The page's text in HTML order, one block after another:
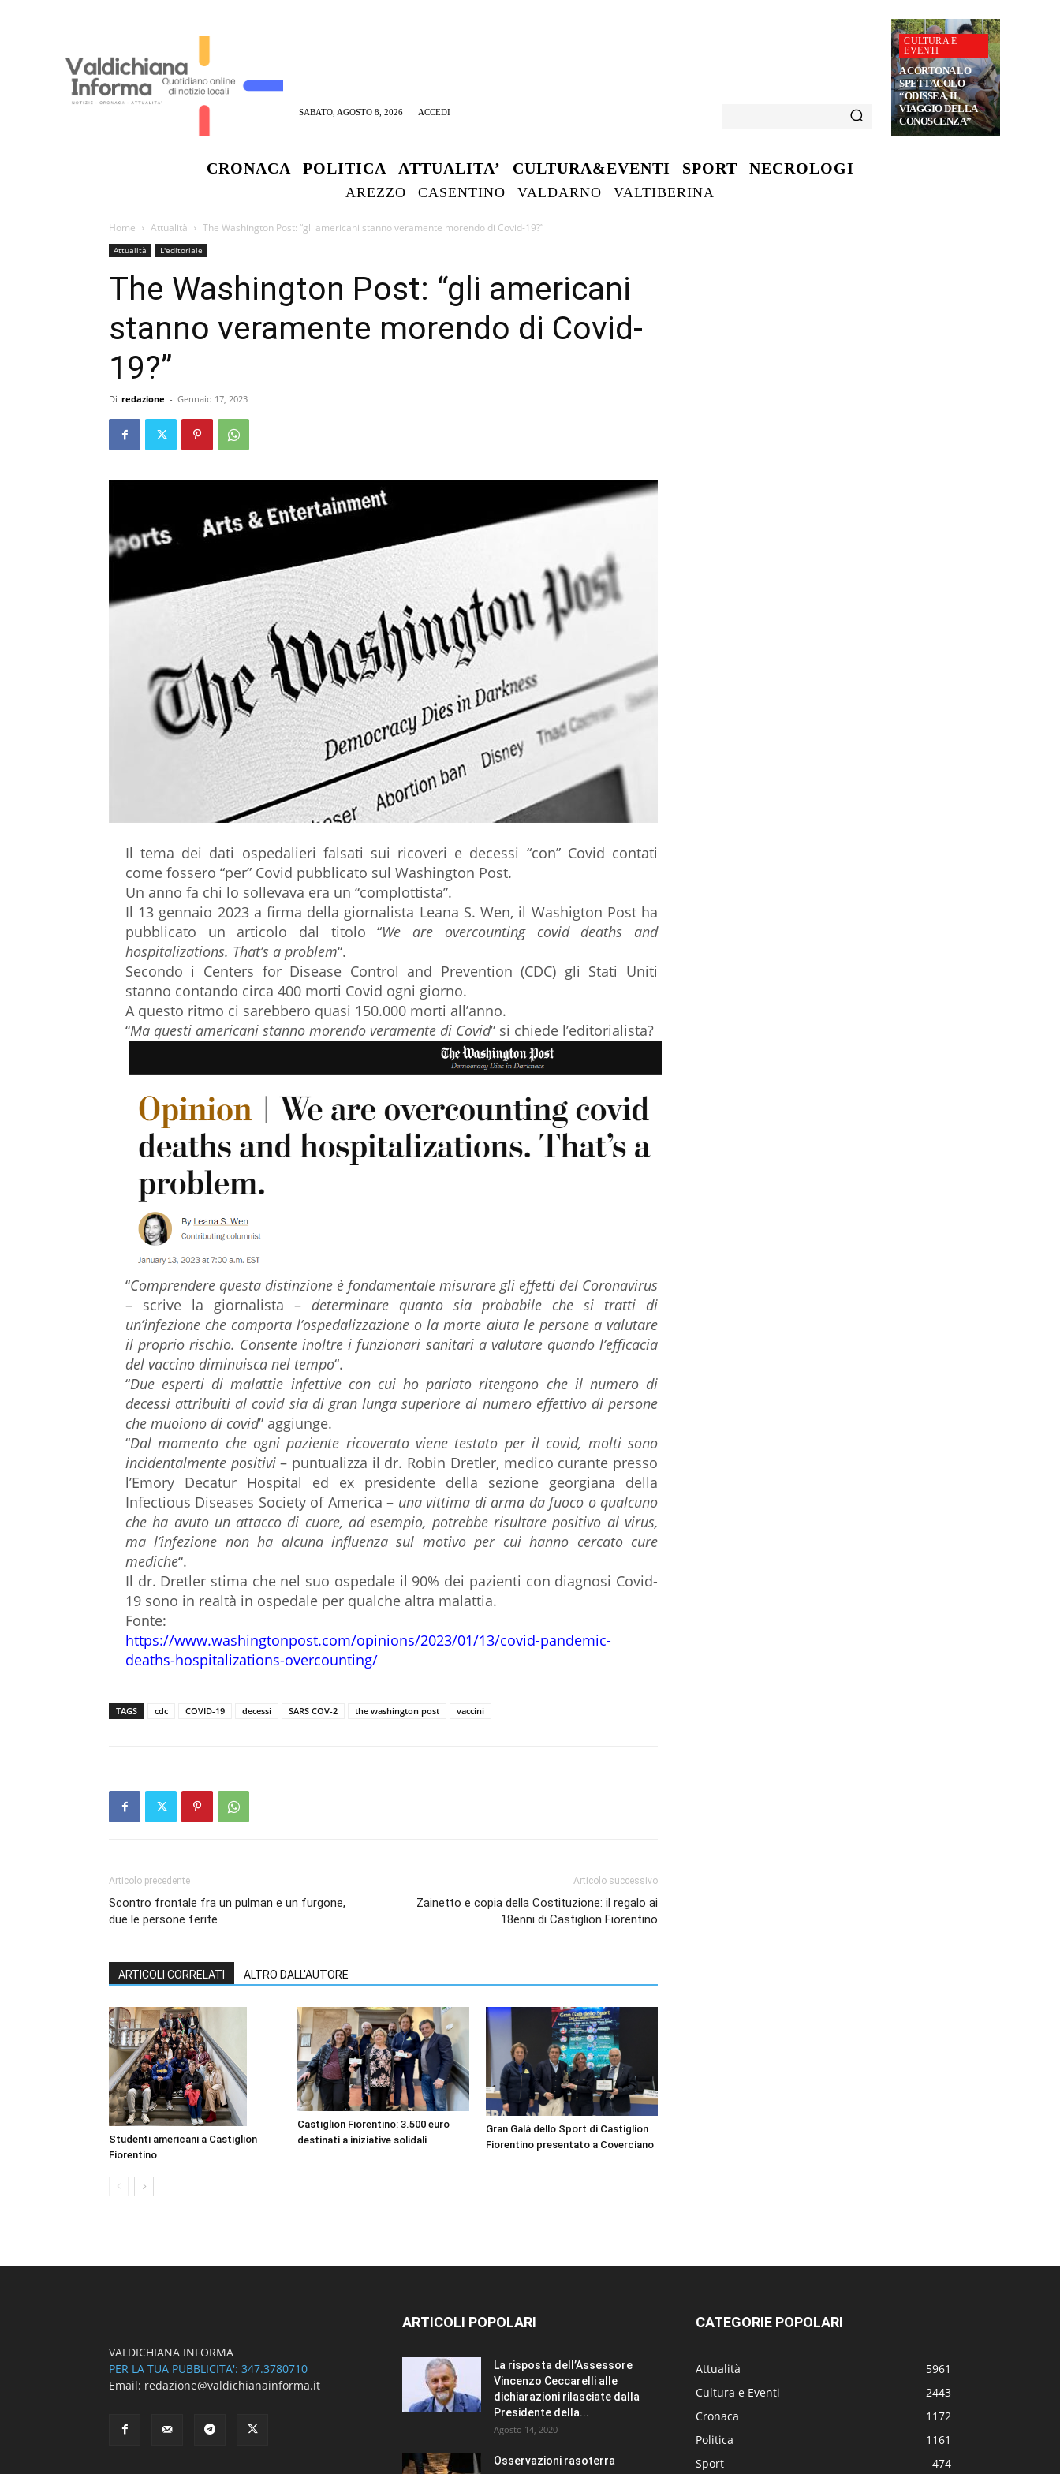
SABATO, AGOSTO 8, 2026 ACCEDI
CULTURA E
EVENTI
A CORTONA LO
SPETTACOLO
“ODISSEA, IL
VIAGGIO DELLA
CONOSCENZA”
CRONACA POLITICA ATTUALITA’ CULTURA&EVENTI SPORT NECROLOGI
AREZZO CASENTINO VALDARNO VALTIBERINA
Home Attualità The Washington Post: “gli americani stanno veramente morendo di Covid-19?”
Attualità L'editoriale
The Washington Post: “gli americani
stanno veramente morendo di Covid-
19?”
Di redazione - Gennaio 17, 2023
Il tema dei dati ospedalieri falsati sui ricoveri e decessi “con” Covid contati
come fossero “per” Covid pubblicato sul Washington Post.
Un anno fa chi lo sollevava era un “complottista”.
Il 13 gennaio 2023 a firma della giornalista Leana S. Wen, il Washigton Post ha
pubblicato un articolo dal titolo “We are overcounting covid deaths and
hospitalizations. That’s a problem“.
Secondo i Centers for Disease Control and Prevention (CDC) gli Stati Uniti
stanno contando circa 400 morti Covid ogni giorno.
A questo ritmo ci sarebbero quasi 150.000 morti all’anno.
“Ma questi americani stanno morendo veramente di Covid” si chiede l’editorialista?
“Comprendere questa distinzione è fondamentale misurare gli effetti del Coronavirus
– scrive la giornalista – determinare quanto sia probabile che si tratti di
un’infezione che comporta l’ospedalizzazione o la morte aiuta le persone a valutare
il proprio rischio. Consente inoltre i funzionari sanitari a valutare quando l’efficacia
del vaccino diminuisca nel tempo“.
“Due esperti di malattie infettive con cui ho parlato ritengono che il numero di
decessi attribuiti al covid sia di gran lunga superiore al numero effettivo di persone
che muoiono di covid” aggiunge.
“Dal momento che ogni paziente ricoverato viene testato per il covid, molti sono
incidentalmente positivi– puntualizza il dr. Robin Dretler, medico curante presso
l’Emory Decatur Hospital ed ex presidente della sezione georgiana della
Infectious Diseases Society of America – una vittima di arma da fuoco o qualcuno
che ha avuto un attacco di cuore, ad esempio, potrebbe risultare positivo al virus,
ma l’infezione non ha alcuna influenza sul motivo per cui hanno cercato cure
mediche“.
Il dr. Dretler stima che nel suo ospedale il 90% dei pazienti con diagnosi Covid-
19 sono in realtà in ospedale per qualche altra malattia.
Fonte:
https://www.washingtonpost.com/opinions/2023/01/13/covid-pandemic-
deaths-hospitalizations-overcounting/
TAGS cdc COVID-19 decessi SARS COV-2 the washington post vaccini
Articolo precedente
Scontro frontale fra un pulman e un furgone,
due le persone ferite
Articolo successivo
Zainetto e copia della Costituzione: il regalo ai
18enni di Castiglion Fiorentino
ARTICOLI CORRELATI ALTRO DALL'AUTORE
Studenti americani a Castiglion
Fiorentino
Castiglion Fiorentino: 3.500 euro
destinati a iniziative solidali
Gran Galà dello Sport di Castiglion
Fiorentino presentato a Coverciano
VALDICHIANA INFORMA
PER LA TUA PUBBLICITA': 347.3780710
Email: redazione@valdichianainforma.it
ARTICOLI POPOLARI
La risposta dell’Assessore
Vincenzo Ceccarelli alle
dichiarazioni rilasciate dalla
Presidente della...
Agosto 14, 2020
Osservazioni rasoterra
CATEGORIE POPOLARI
Attualità
5961
Cultura e Eventi
2443
Cronaca
1172
Politica
1161
Sport
474